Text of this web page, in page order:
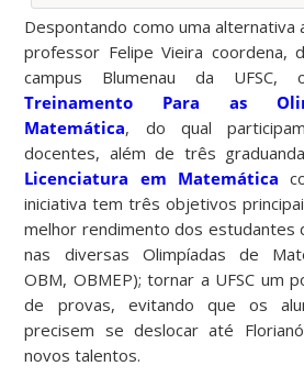
Despontando como uma alternativa
professor Felipe Vieira coordena,
campus Blumenau da
Treinamento Para as
Matemática, do qual
docentes, além de três
Licenciatura em Matemática
iniciativa tem três objetivos
melhor rendimento dos estudantes
nas diversas Olimpíadas de
OBM, OBMEP); tornar a UFSC um
de provas, evitando que os
precisem se deslocar até
novos talentos.